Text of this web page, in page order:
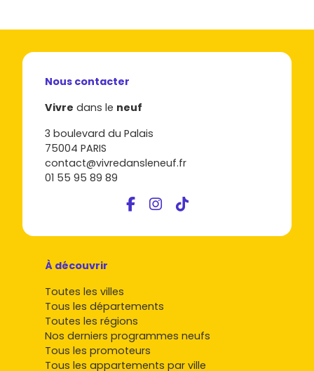
Nous contacter
Vivre dans le neuf
3 boulevard du Palais
75004 PARIS
contact@vivredansleneuf.fr
01 55 95 89 89
À découvrir
Toutes les villes
Tous les départements
Toutes les régions
Nos derniers programmes neufs
Tous les promoteurs
Tous les appartements par ville